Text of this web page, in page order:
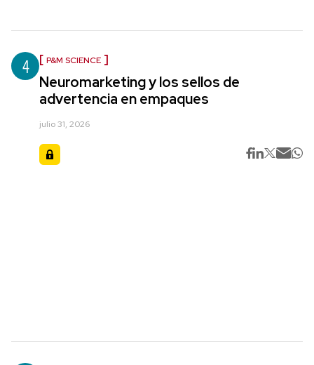
4 P&M SCIENCE
Neuromarketing y los sellos de
advertencia en empaques
julio 31, 2026